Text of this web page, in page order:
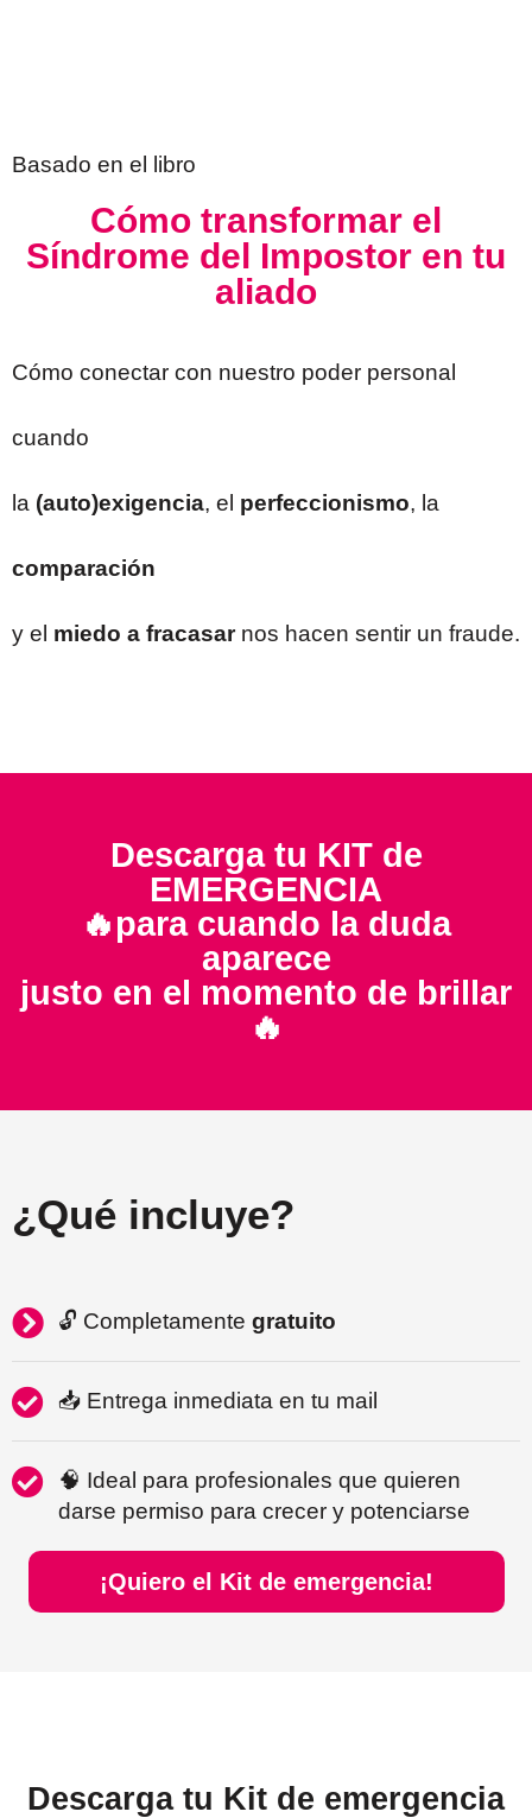
Basado en el libro
Cómo transformar el
Síndrome del Impostor en tu
aliado
Cómo conectar con nuestro poder personal
cuando
la (auto)exigencia, el perfeccionismo, la
comparación
y el miedo a fracasarnos hacen sentir un fraude.
Descarga tu KIT de
EMERGENCIA
🔥para cuando la duda
aparece
justo en el momento de brillar
🔥
¿Qué incluye?
🔓 Completamente gratuito
📥 Entrega inmediata en tu mail
🧠 Ideal para profesionales que quieren
darse permiso para crecer y potenciarse
¡Quiero el Kit de emergencia!
Descarga tu Kit de emergencia